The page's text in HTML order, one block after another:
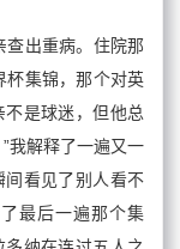
查出重病。住院那
杯集锦，那个对英
是球迷，但他总
我解释了一遍又一
看见了别人看不
最后一遍那个集